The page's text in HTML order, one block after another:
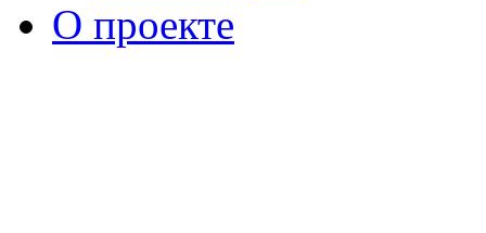
О проекте